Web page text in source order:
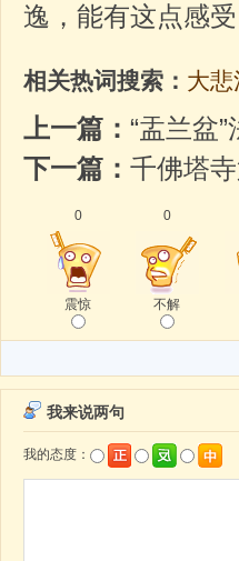
逸，能有这点感
相关热词搜索： 大悲
上一篇： “盂兰盆”
下一篇： 千佛塔
0
震惊
0
不解